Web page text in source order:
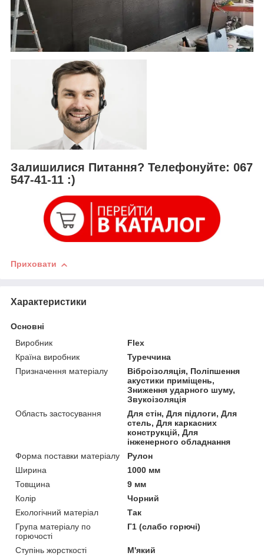
Залишилися Питання? Телефонуйте: 067
547-41-11 :)
Приховати
Характеристики
Основні
Виробник
Flex
Країна виробник
Туреччина
Призначення матеріалу
Віброізоляція, Поліпшення
акустики приміщень,
Зниження ударного шуму,
Звукоізоляція
Область застосування
Для стін, Для підлоги, Для
стель, Для каркасних
конструкцій, Для
інженерного обладнання
Форма поставки матеріалу
Рулон
Ширина
1000 мм
Товщина
9 мм
Колір
Чорний
Екологічний матеріал
Так
Група матеріалу по
горючості
Г1 (слабо горючі)
Ступінь жорсткості
М'який